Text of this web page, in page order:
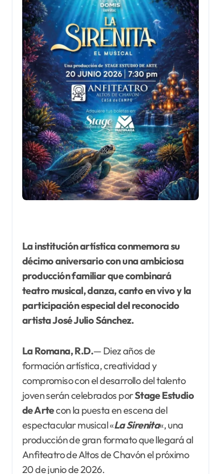
La institución artística conmemora su
décimo aniversario con una ambiciosa
producción familiar que combinará
teatro musical, danza, canto en vivo y la
participación especial del reconocido
artista José Julio Sánchez.
La Romana, R.D.— Diez años de
formación artística, creatividad y
compromiso con el desarrollo del talento
joven serán celebrados porStage Estudio
de Artecon la puesta en escena del
espectacular musical «La Sirenita«, una
producción de gran formato que llegará al
Anfiteatro de Altos de Chavón el próximo
20 de junio de 2026.